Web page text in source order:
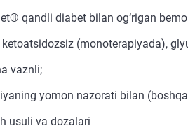
qandli diabet bilan og‘rigan
(monoterapiyada),
vaznli;
yomon nazorati bilan
usuli va dozalari